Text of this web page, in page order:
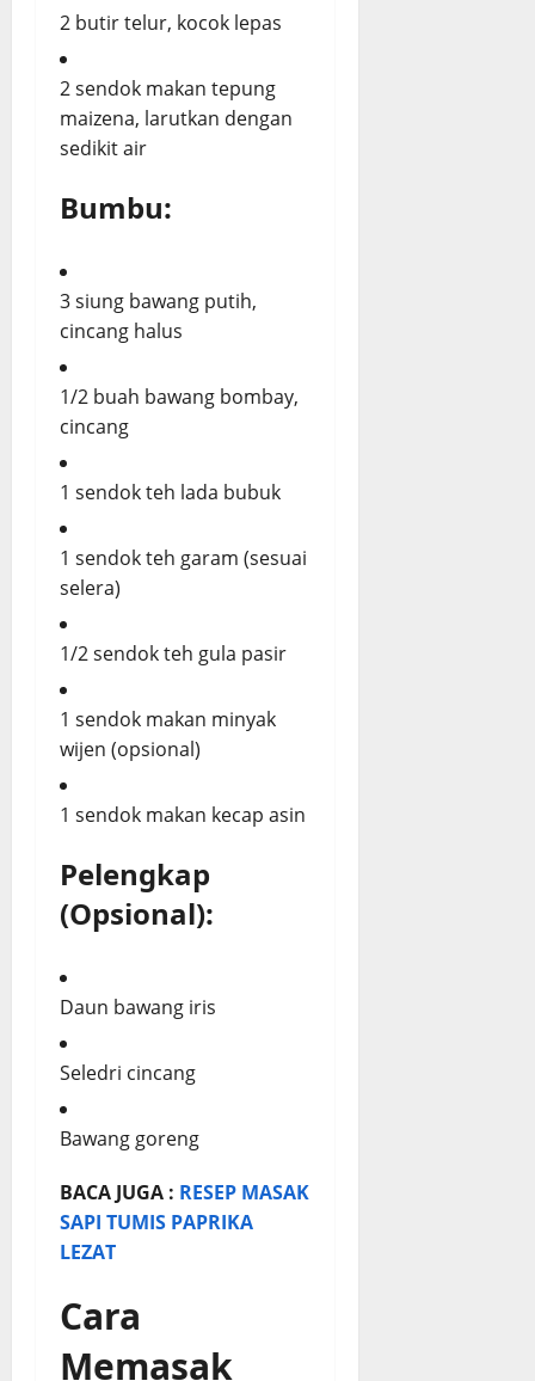
2 butir telur, kocok lepas
2 sendok makan tepung
maizena, larutkan dengan
sedikit air
Bumbu:
3 siung bawang putih,
cincang halus
1/2 buah bawang bombay,
cincang
1 sendok teh lada bubuk
1 sendok teh garam (sesuai
selera)
1/2 sendok teh gula pasir
1 sendok makan minyak
wijen (opsional)
1 sendok makan kecap asin
Pelengkap
(Opsional):
Daun bawang iris
Seledri cincang
Bawang goreng
BACA JUGA : RESEP MASAK
SAPI TUMIS PAPRIKA
LEZAT
Cara
Memasak